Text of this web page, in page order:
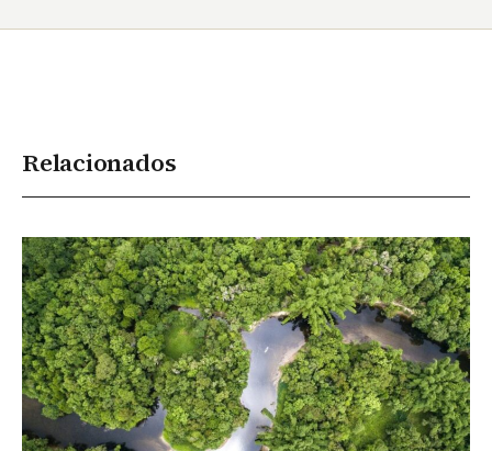
Relacionados